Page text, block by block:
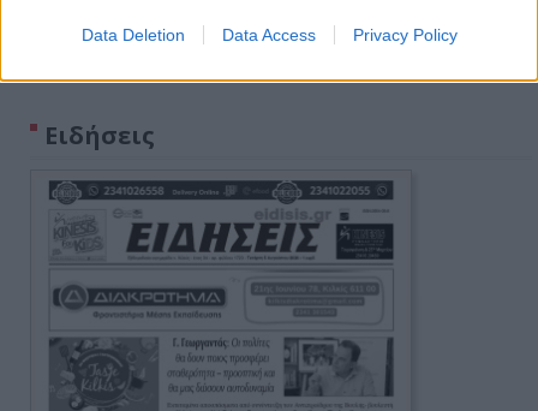
Data Deletion Data Access Privacy Policy
Ειδήσεις